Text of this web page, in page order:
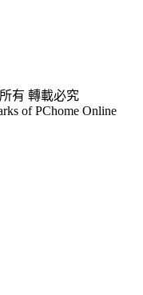
有 轉載必究
of PChome Online